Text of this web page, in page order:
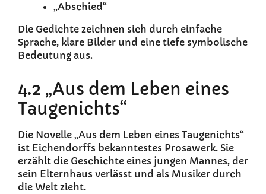
„Abschied“
Die Gedichte zeichnen sich durch einfache
Sprache, klare Bilder und eine tiefe symbolische
Bedeutung aus.
4.2 „Aus dem Leben eines
Taugenichts“
Die Novelle „Aus dem Leben eines Taugenichts“
ist Eichendorffs bekanntestes Prosawerk. Sie
erzählt die Geschichte eines jungen Mannes, der
sein Elternhaus verlässt und als Musiker durch
die Welt zieht.